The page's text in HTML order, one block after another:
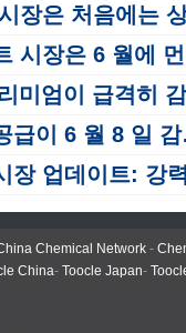
승하고 7 월에 하락했습니
락하는 전반적인 추세를 보였습니다.
은 수정 및 통합 단계에 진입합니다.
감소하고 시장은 계속 상승
원, 공급 강화, 현물 가격 고위 변
Chemical Network -
China- Toocle Japan-